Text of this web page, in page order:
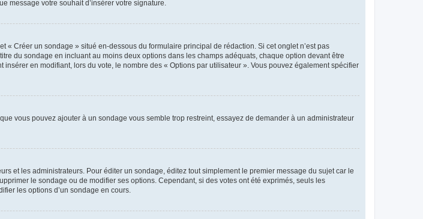
message votre souhait d’insérer votre signature.
Créer un sondage » situé en-dessous du formulaire principal de rédaction. Si cet onglet n’est pas
du sondage en incluant au moins deux options dans les champs adéquats, chaque option devant être
en modifiant, lors du vote, le nombre des « Options par utilisateur ». Vous pouvez également spécifier
vous pouvez ajouter à un sondage vous semble trop restreint, essayez de demander à un administrateur
et les administrateurs. Pour éditer un sondage, éditez tout simplement le premier message du sujet car le
le sondage ou de modifier ses options. Cependant, si des votes ont été exprimés, seuls les
les options d’un sondage en cours.